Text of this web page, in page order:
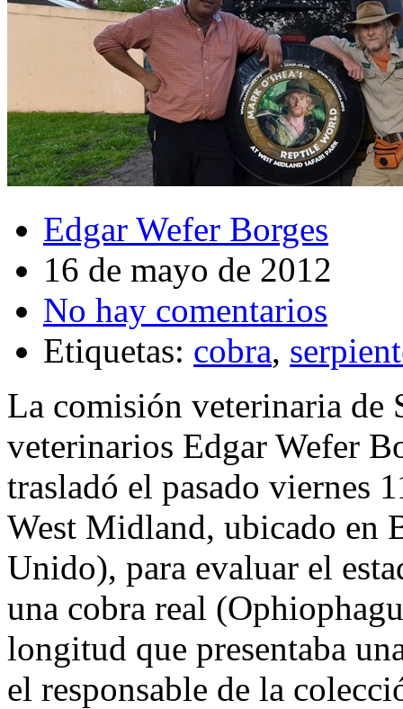
Edgar Wefer Borges
16 de mayo de 2012
No hay comentarios
Etiquetas: cobra,
La comisión veterinaria de
veterinarios Edgar Wefer
trasladó el pasado viernes
West Midland, ubicado en
Unido), para evaluar el
una cobra real
longitud que presentaba
el responsable de la